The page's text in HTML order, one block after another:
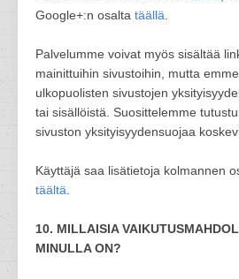
Google+:n osalta täällä
Palvelumme voivat myös sisältää
mainittuihin sivustoihin, mutta
ulkopuolisten sivustojen
tai sisällöistä. Suosittelemme
sivuston yksityisyydensuojaa
Käyttäjä saa lisätietoja kolmannen
täältä
10. MILLAISIA
MINULLA ON?